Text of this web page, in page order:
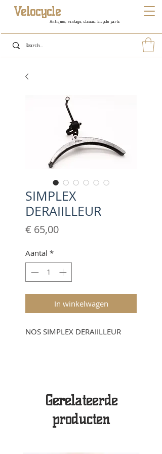
Antiques, vintage, classic, bicycle parts
Velocycle
SIMPLEX
DERAIILLEUR
€ 65,00Prijs
Aantal *
In winkelwagen
NOS SIMPLEX DERAIILLEUR
Gerelateerde
producten